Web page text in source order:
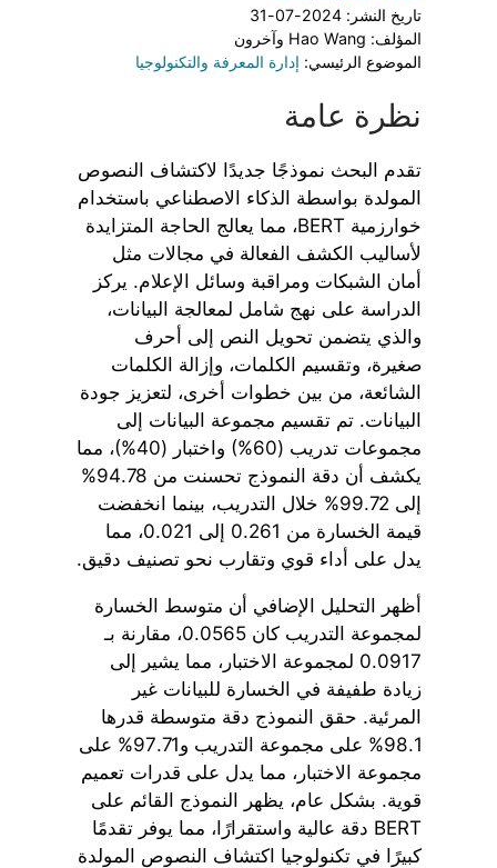
تاريخ النشر: 2024-07-31
المؤلف: Hao Wang وآخرون
الموضوع الرئيسي: إدارة المعرفة والتكنولوجيا
نظرة عامة
تقدم البحث نموذجًا جديدًا لاكتشاف النصوص
المولدة بواسطة الذكاء الاصطناعي باستخدام
خوارزمية BERT، مما يعالج الحاجة المتزايدة
لأساليب الكشف الفعالة في مجالات مثل
أمان الشبكات ومراقبة وسائل الإعلام. يركز
الدراسة على نهج شامل لمعالجة البيانات،
والذي يتضمن تحويل النص إلى أحرف
صغيرة، وتقسيم الكلمات، وإزالة الكلمات
الشائعة، من بين خطوات أخرى، لتعزيز جودة
البيانات. تم تقسيم مجموعة البيانات إلى
مجموعات تدريب (60%) واختبار (40%)، مما
يكشف أن دقة النموذج تحسنت من 94.78%
إلى 99.72% خلال التدريب، بينما انخفضت
قيمة الخسارة من 0.261 إلى 0.021، مما
يدل على أداء قوي وتقارب نحو تصنيف دقيق.
أظهر التحليل الإضافي أن متوسط الخسارة
لمجموعة التدريب كان 0.0565، مقارنة بـ
0.0917 لمجموعة الاختبار، مما يشير إلى
زيادة طفيفة في الخسارة للبيانات غير
المرئية. حقق النموذج دقة متوسطة قدرها
98.1% على مجموعة التدريب و97.71% على
مجموعة الاختبار، مما يدل على قدرات تعميم
قوية. بشكل عام، يظهر النموذج القائم على
BERT دقة عالية واستقرارًا، مما يوفر تقدمًا
كبيرًا في تكنولوجيا اكتشاف النصوص المولدة